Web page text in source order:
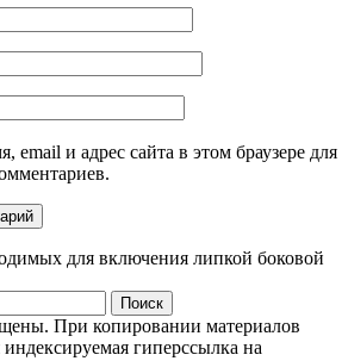
email и адрес сайта в этом браузере для
для включения липкой боковой
При копировании материалов
индексируемая гиперссылка на